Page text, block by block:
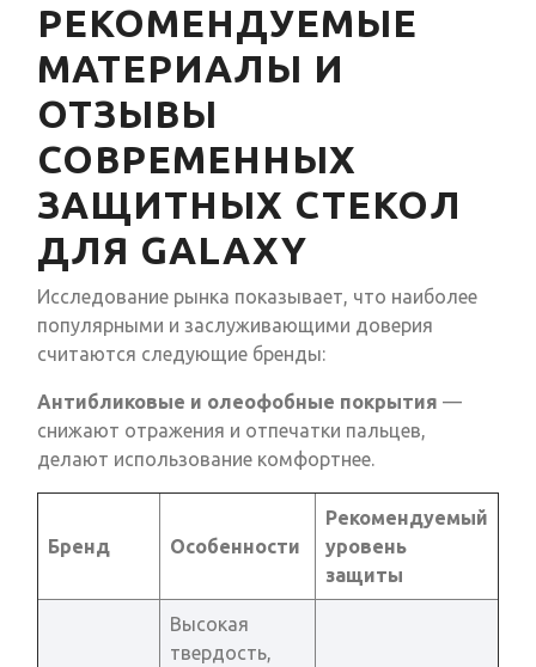
РЕКОМЕНДУЕМЫЕ
МАТЕРИАЛЫ И
ОТЗЫВЫ
СОВРЕМЕННЫХ
ЗАЩИТНЫХ СТЕКОЛ
ДЛЯ GALAXY
Исследование рынка показывает, что наиболее
популярными и заслуживающими доверия
считаются следующие бренды:
Антибликовые и олеофобные покрытия —
снижают отражения и отпечатки пальцев,
делают использование комфортнее.
Бренд Особенности
Рекомендуемый
уровень
защиты
Высокая
твердость,